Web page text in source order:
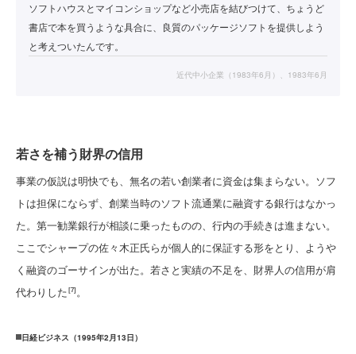
ソフトハウスとマイコンショップなど小売店を結びつけて、ちょうど
書店で本を買うような具合に、良質のパッケージソフトを提供しよう
と考えついたんです。
近代中小企業（1983年6月）、1983年6月
若さを補う財界の信用
事業の仮説は明快でも、無名の若い創業者に資金は集まらない。ソフ
トは担保にならず、創業当時のソフト流通業に融資する銀行はなかっ
た。第一勧業銀行が相談に乗ったものの、行内の手続きは進まない。
ここでシャープの佐々木正氏らが個人的に保証する形をとり、ようや
く融資のゴーサインが出た。若さと実績の不足を、財界人の信用が肩
代わりした[7]。
日経ビジネス（1995年2月13日）